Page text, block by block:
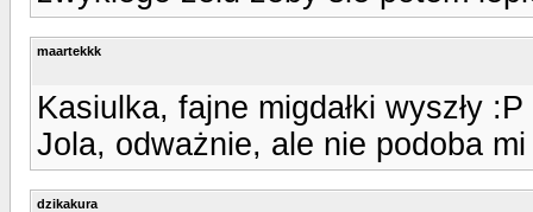
maartekkk
Kasiulka, fajne migdałki wyszły :P
Jola, odważnie, ale nie podoba
dzikakura